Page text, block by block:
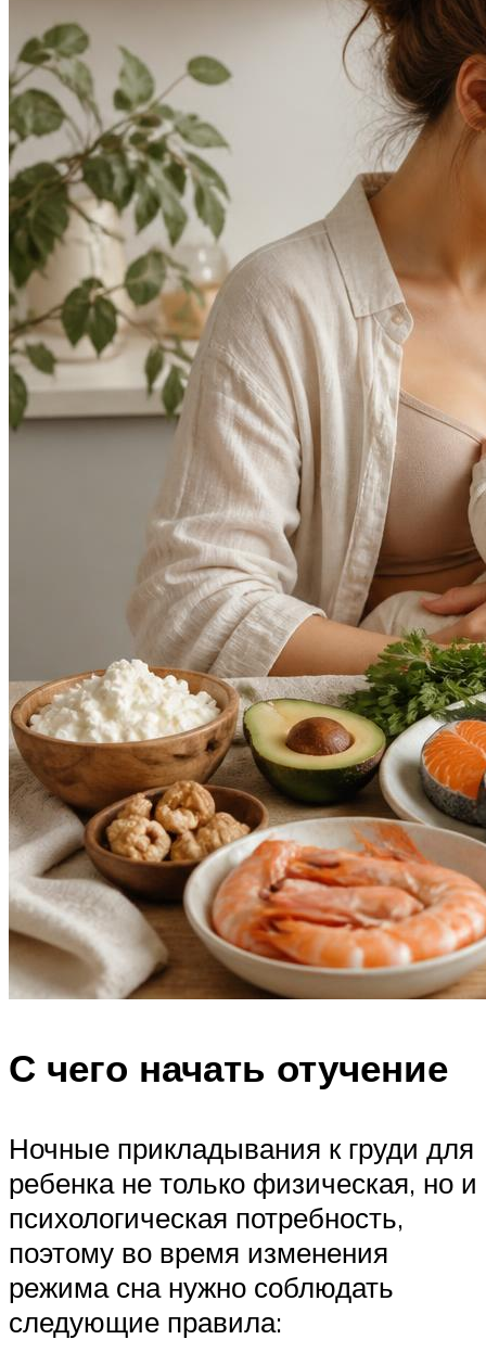
С чего начать отучение
Ночные прикладывания к груди для
ребенка не только физическая, но и
психологическая потребность,
поэтому во время изменения
режима сна нужно соблюдать
следующие правила: